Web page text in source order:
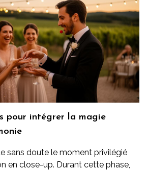
pour intégrer la magie
sans doute le moment privilégié
en close-up. Durant cette phase,